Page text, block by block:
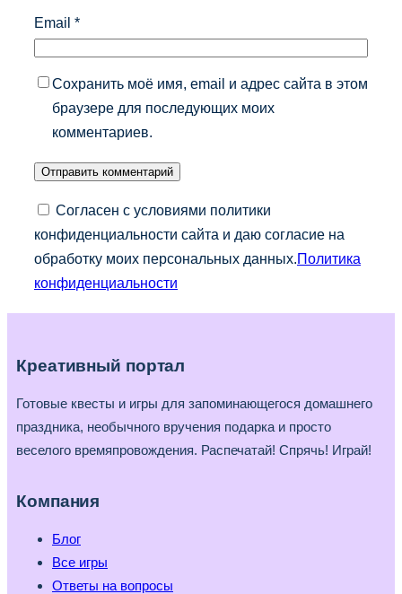
Email *
Сохранить моё имя, email и адрес сайта в этом
браузере для последующих моих
комментариев.
Согласен с условиями политики
конфиденциальности сайта и даю согласие на
обработку моих персональных данных. Политика
конфиденциальности
Креативный портал
Готовые квесты и игры для запоминающегося домашнего
праздника, необычного вручения подарка и просто
веселого времяпровождения. Распечатай! Спрячь! Играй!
Компания
Блог
Все игры
Ответы на вопросы